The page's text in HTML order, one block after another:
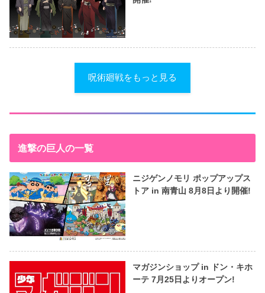
呪術廻戦をもっと見る
進撃の巨人の一覧
ニジゲンノモリ ポップアップス
トア in 南青山 8月8日より開催!
マガジンショップ in ドン・キホ
ーテ 7月25日よりオープン!